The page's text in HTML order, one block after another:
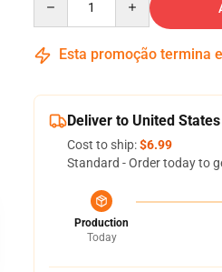
Esta promoção termina
Deliver to United States
Cost to ship:$6.99
Standard - Order today to
Production
Today